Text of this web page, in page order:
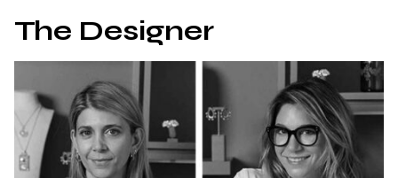
The Designer